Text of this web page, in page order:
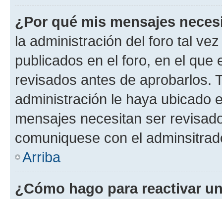
¿Por qué mis mensajes
la administración del foro tal
publicados en el foro, en el
revisados antes de aprobarlos.
administración le haya ubicado
mensajes necesitan ser
comuniquese con el
Arriba
¿Cómo hago para reactivar